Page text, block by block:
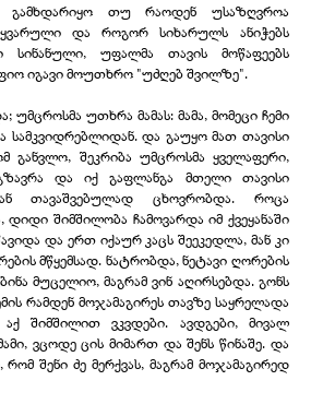
თუ რაოდენ უსაზღვროა
და როგორ სიხარულს ანიჭებს
სინანული, უფალმა თავის მოწაფეებს
იგავი მოუთხრო "უძღებ შვილზე".
უმცროსმა უთხრა მამას: მამა, მომეცი ჩემი
სამკვიდრებლიდან. და გაუყო მათ თავისი
განვლო, შეკრიბა უმცროსმა ყველაფერი,
და იქ გაფლანგა მთელი თავისი
თავაშვებულად ცხოვრობდა. როცა
დიდი შიმშილობა ჩამოვარდა იმ ქვეყანაში
და ერთ იქაურ კაცს შეეკედლა, მან კი
მწყემსად. ნატრობდა, ნეტავი ღორების
მუცელიო, მაგრამ ვინ აღირსებდა. გონს
რამდენ მოჯამაგირეს თავზე საყრელადა
შიმშილით ვკვდები. ავდგები, მივალ
ვცოდე ცის მიმართ და შენს წინაშე. და
შენი ძე მერქვას, მაგრამ მოჯამაგირედ